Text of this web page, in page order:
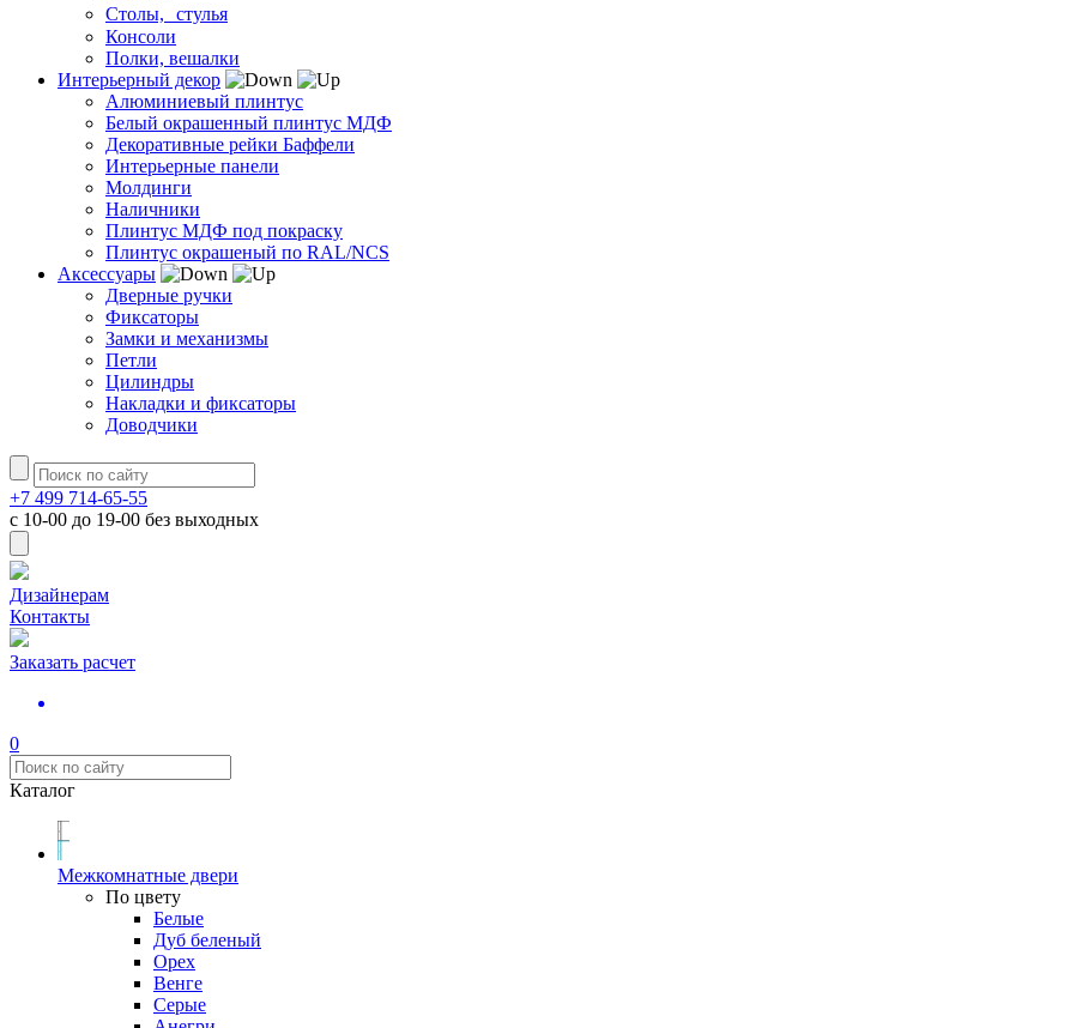
Столы, стулья
Консоли
Полки, вешалки
Интерьерный декор
Алюминиевый плинтус
Белый окрашенный плинтус МДФ
Декоративные рейки Баффели
Интерьерные панели
Молдинги
Наличники
Плинтус МДФ под покраску
Плинтус окрашеный по RAL/NCS
Аксессуары
Дверные ручки
Фиксаторы
Замки и механизмы
Петли
Цилиндры
Накладки и фиксаторы
Доводчики
+7 499 714-65-55
с 10-00 до 19-00 без выходных
Дизайнерам
Контакты
Заказать расчет
0
Каталог
Межкомнатные двери
По цвету
Белые
Дуб беленый
Орех
Венге
Серые